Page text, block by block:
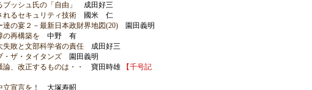
ッシュ氏の「自由」
成田好三
れるセキュリティ技術國米 仁
達の宴２－最新日本政財界地図(20)園田義明
の再構築を 中野 有
失敗と文部科学省の責任成田好三
・ザ・タイタンズ園田義明
、改正するものは・・ 寶田時雄【千号記
宣言を！
大塚寿昭